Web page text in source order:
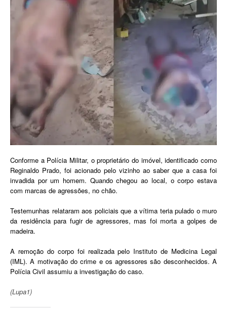
Conforme a Polícia Militar, o proprietário do imóvel, identificado como
Reginaldo Prado, foi acionado pelo vizinho ao saber que a casa foi
invadida por um homem. Quando chegou ao local, o corpo estava
com marcas de agressões, no chão.
Testemunhas relataram aos policiais que a vítima teria pulado o muro
da residência para fugir de agressores, mas foi morta a golpes de
madeira.
A remoção do corpo foi realizada pelo Instituto de Medicina Legal
(IML). A motivação do crime e os agressores são desconhecidos. A
Polícia Civil assumiu a investigação do caso.
(Lupa1)